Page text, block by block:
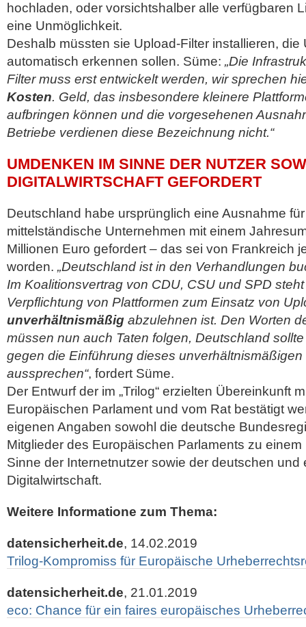
hochladen, oder vorsichtshalber alle verfügbaren
eine Unmöglichkeit.
Deshalb müssten sie Upload-Filter installieren,
automatisch erkennen sollen. Süme: „Die
Filter muss erst entwickelt werden, wir sprechen
Kosten. Geld, das insbesondere kleinere
aufbringen können und die vorgesehenen
Betriebe verdienen diese Bezeichnung nicht.“
UMDENKEN IM SINNE DER NUTZER
DIGITALWIRTSCHAFT GEFORDERT
Deutschland habe ursprünglich eine Ausnahme
mittelständische Unternehmen mit einem
Millionen Euro gefordert – das sei von Frankreich
worden. „Deutschland ist in den Verhandlungen
Im Koalitionsvertrag von CDU, CSU und SPD
Verpflichtung von Plattformen zum Einsatz von
unverhältnismäßig abzulehnen ist. Den Worten
müssen nun auch Taten folgen, Deutschland
gegen die Einführung dieses unverhältnismäßigen
aussprechen“, fordert Süme.
Der Entwurf der im „Trilog“ erzielten Übereinkunft
Europäischen Parlament und vom Rat bestätigt
eigenen Angaben sowohl die deutsche
Mitglieder des Europäischen Parlaments zu einem
Sinne der Internetnutzer sowie der deutschen und
Digitalwirtschaft.
Weitere Informatione zum Thema:
datensicherheit.de, 14.02.2019
Trilog-Kompromiss für Europäische
datensicherheit.de, 21.01.2019
eco: Chance für ein faires europäisches